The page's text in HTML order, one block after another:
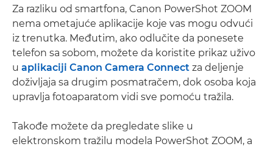
Za razliku od smartfona, Canon PowerShot ZOOM
nema ometajuće aplikacije koje vas mogu odvući
iz trenutka. Međutim, ako odlučite da ponesete
telefon sa sobom, možete da koristite prikaz uživo
u aplikaciji Canon Camera Connect za deljenje
doživljaja sa drugim posmatračem, dok osoba koja
upravlja fotoaparatom vidi sve pomoću tražila.
Takođe možete da pregledate slike u
elektronskom tražilu modela PowerShot ZOOM, a